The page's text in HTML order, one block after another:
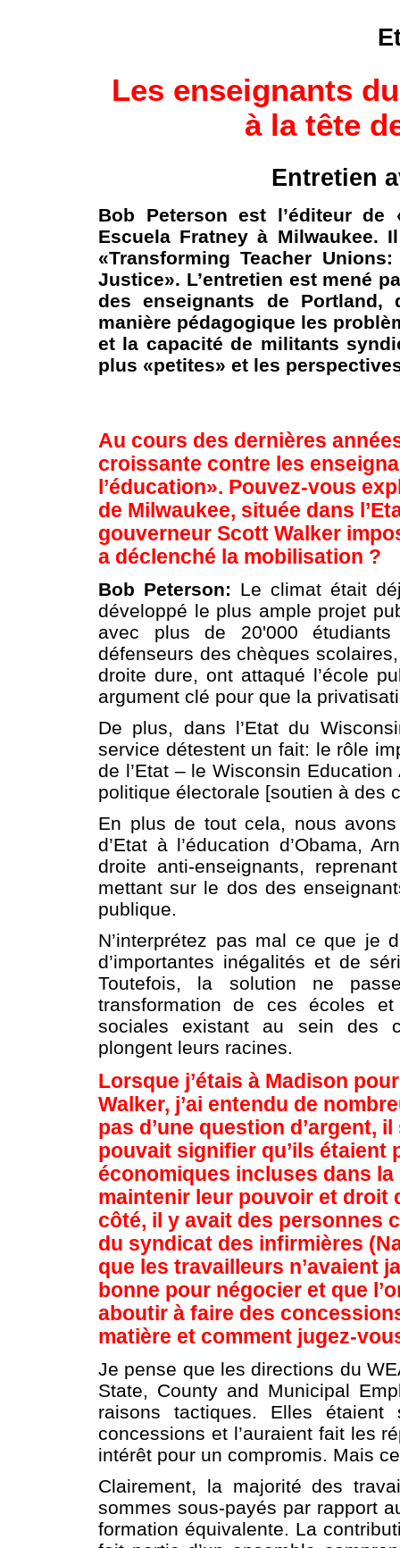
Les enseignants
à la tête
Entretien
Bob Peterson est l’éditeur
Escuela Fratney à Milwaukee.
«Transforming Teacher
Justice». L’entretien est mené
des enseignants de Portland,
manière pédagogique les
et la capacité de militants
plus «petites» et les
Au cours des dernières
croissante contre les
l’éducation». Pouvez-vous
de Milwaukee, située dans
gouverneur Scott Walker
a déclenché la mobilisation ?
Bob Peterson: Le climat était
développé le plus ample projet
avec plus de 20'000
défenseurs des chèques
droite dure, ont attaqué l’école
argument clé pour que la
De plus, dans l’Etat du
service détestent un fait: le rôle
de l’Etat – le Wisconsin
politique électorale [soutien à des
En plus de tout cela, nous
d’Etat à l’éducation d’Obama,
droite anti-enseignants,
mettant sur le dos des
publique.
N’interprétez pas mal ce que je
d’importantes inégalités et de
Toutefois, la solution ne
transformation de ces écoles
sociales existant au sein des
plongent leurs racines.
Lorsque j’étais à Madison
Walker, j’ai entendu de
pas d’une question d’argent,
pouvait signifier qu’ils
économiques incluses dans
maintenir leur pouvoir et droit
côté, il y avait des personnes
du syndicat des infirmières
que les travailleurs n’avaient
bonne pour négocier et que
aboutir à faire des
matière et comment jugez-
Je pense que les directions du
State, County and Municipal
raisons tactiques. Elles
concessions et l’auraient fait les
intérêt pour un compromis. Mais
Clairement, la majorité des
sommes sous-payés par rapport
formation équivalente. La